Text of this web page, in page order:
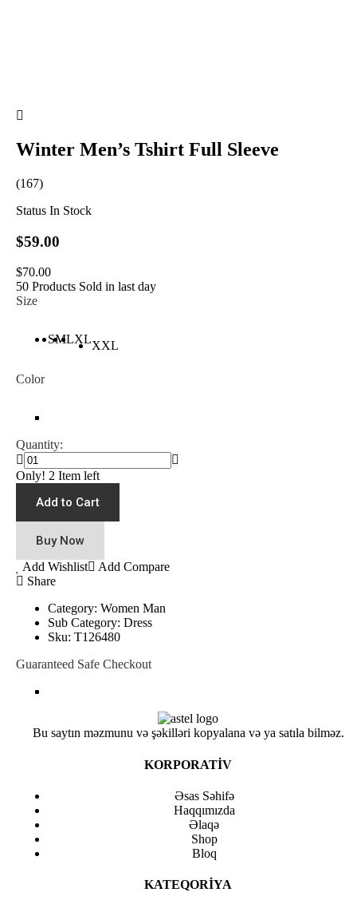
Winter Men’s Tshirt Full Sleeve
(167)
Status In Stock
$59.00
$70.00
50 Products Sold in last day
Size
SMLXLXXL
Color
Quantity:
Only! 2 Item left
Add to Cart
Buy Now
Add Wishlist
Add Compare
Share
Category: Women Man
Sub Category: Dress
Sku: T126480
Guaranteed Safe Checkout
Bu saytın məzmunu və şəkilləri kopyalana və ya satıla bilməz.
KORPORATİV
Əsas Səhifə
Haqqımızda
Əlaqə
Shop
Bloq
KATEQORİYA